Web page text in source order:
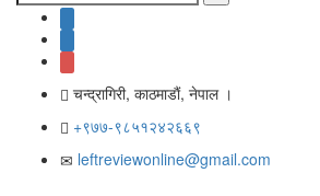
चन्द्रागिरी, काठमाडाैं, नेपाल ।
+९७७-९८५१२४२६६९
leftreviewonline@gmail.com